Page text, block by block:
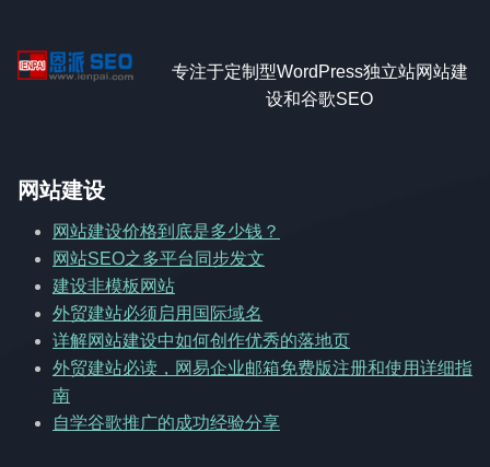
专注于定制型WordPress独立站网站建
设和谷歌SEO
网站建设
网站建设价格到底是多少钱？
网站SEO之多平台同步发文
建设非模板网站
外贸建站必须启用国际域名
详解网站建设中如何创作优秀的落地页
外贸建站必读，网易企业邮箱免费版注册和使用详细指
南
自学谷歌推广的成功经验分享